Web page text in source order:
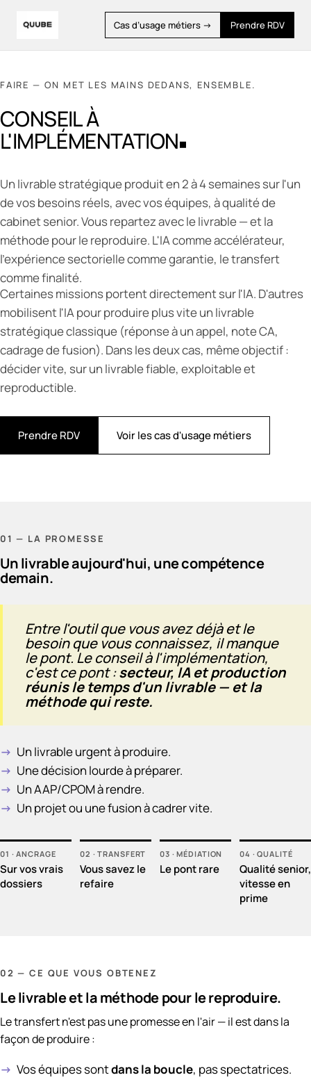
Cas d’usage métiers → Prendre RDV
FAIRE — ON MET LES MAINS DEDANS, ENSEMBLE.
CONSEIL À
L'IMPLÉMENTATION
Un livrable stratégique produit en 2 à 4 semaines sur l'un
de vos besoins réels, avec vos équipes, à qualité de
cabinet senior. Vous repartez avec le livrable — et la
méthode pour le reproduire. L'IA comme accélérateur,
l'expérience sectorielle comme garantie, le transfert
comme finalité.
Certaines missions portent directement sur l'IA. D'autres
mobilisent l'IA pour produire plus vite un livrable
stratégique classique (réponse à un appel, note CA,
cadrage de fusion). Dans les deux cas, même objectif :
décider vite, sur un livrable fiable, exploitable et
reproductible.
Prendre RDV Voir les cas d'usage métiers
01 — LA PROMESSE
Un livrable aujourd'hui, une compétence
demain.
Entre l'outil que vous avez déjà et le
besoin que vous connaissez, il manque
le pont. Le conseil à l'implémentation,
c'est ce pont :secteur, IA et production
réunis le temps d'un livrable — et la
méthode qui reste.
Un livrable urgent à produire.
Une décision lourde à préparer.
Un AAP/CPOM à rendre.
Un projet ou une fusion à cadrer vite.
01 ·ANCRAGE
Sur vos vrais
dossiers
02 ·TRANSFERT
Vous savez le
refaire
03 ·MÉDIATION
Le pont rare
04 ·QUALITÉ
Qualité senior,
vitesse en
prime
02 — CE QUE VOUS OBTENEZ
Le livrable et la méthode pour le reproduire.
Le transfert n'est pas une promesse en l'air — il est dans la
façon de produire :
Vos équipes sontdans la boucle, pas spectatrices.